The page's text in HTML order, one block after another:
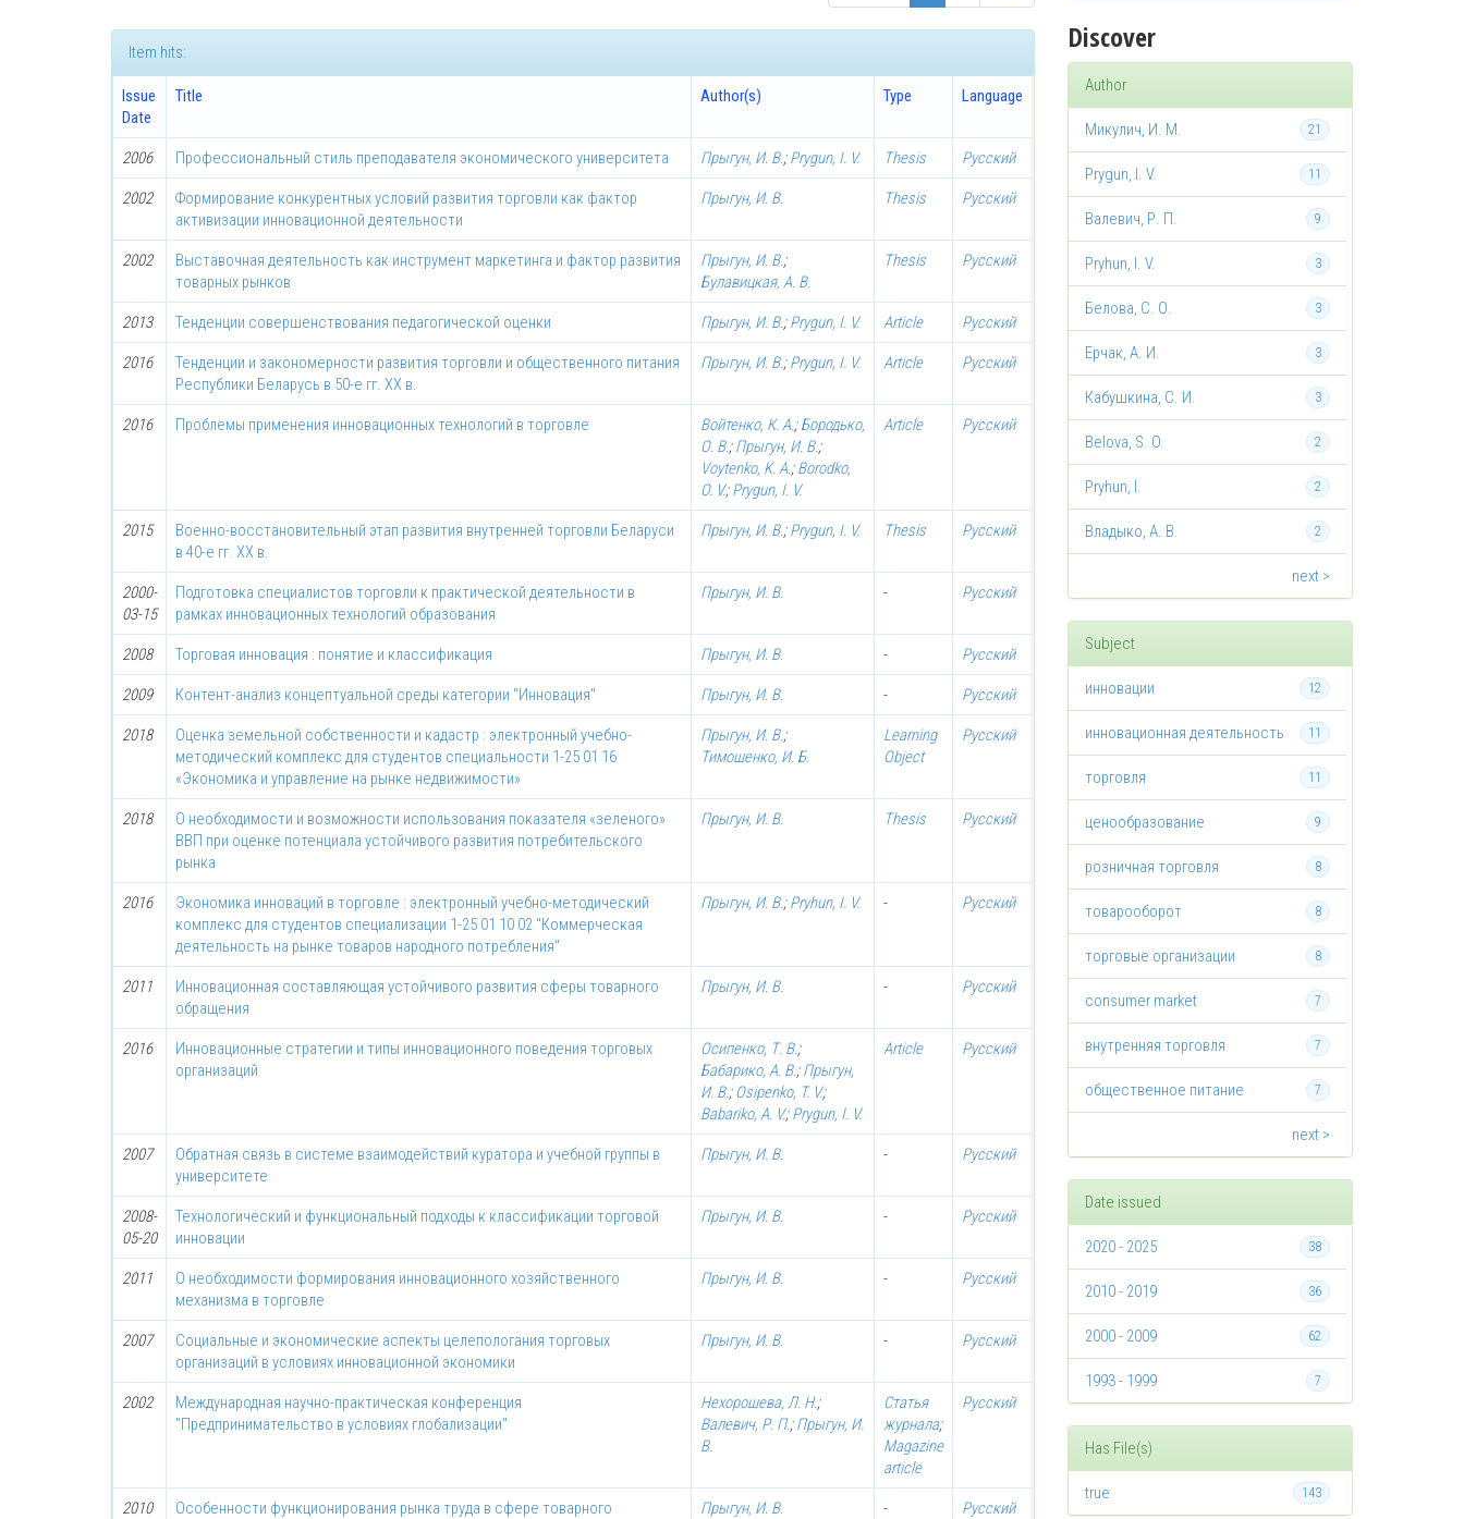
Item hits:
Issue
Date
Title Author(s) Type Language
2006 Профессиональный стиль преподавателя экономического университета Прыгун, И. В.;Prygun, I. V. Thesis Русский
2002
Формирование конкурентных условий развития торговли как фактор
активизации инновационной деятельности
Прыгун, И. В. Thesis Русский
2002
Выставочная деятельность как инструмент маркетинга и фактор развития
товарных рынков
Прыгун, И. В.;
Булавицкая, А. В.
Thesis Русский
2013 Тенденции совершенствования педагогической оценки Прыгун, И. В.;Prygun, I. V. Article Русский
2016
Тенденции и закономерности развития торговли и общественного питания
Республики Беларусь в 50-е гг. ХХ в.
Прыгун, И. В.;Prygun, I. V. Article Русский
2016 Проблемы применения инновационных технологий в торговле Войтенко, К. А.;Бородько,
О. В.;Прыгун, И. В.;
Voytenko, K. A.;Borodko,
O. V.;Prygun, I. V.
Article Русский
2015
Военно-восстановительный этап развития внутренней торговли Беларуси
в 40-е гг. ХХ в.
Прыгун, И. В.;Prygun, I. V. Thesis Русский
2000-
03-15
Подготовка специалистов торговли к практической деятельности в
рамках инновационных технологий образования
Прыгун, И. В. - Русский
2008 Торговая инновация : понятие и классификация Прыгун, И. В. - Русский
2009 Контент-анализ концептуальной среды категории "Инновация" Прыгун, И. В. - Русский
2018
Оценка земельной собственности и кадастр : электронный учебно-
методический комплекс для студентов специальности 1-25 01 16
«Экономика и управление на рынке недвижимости»
Прыгун, И. В.;
Тимошенко, И. Б.
Learning
Object
Русский
2018
О необходимости и возможности использования показателя «зеленого»
ВВП при оценке потенциала устойчивого развития потребительского
рынка
Прыгун, И. В. Thesis Русский
2016
Экономика инноваций в торговле : электронный учебно-методический
комплекс для студентов специализации 1-25 01 10 02 "Коммерческая
деятельность на рынке товаров народного потребления"
Прыгун, И. В.;Pryhun, I. V. - Русский
2011
Инновационная составляющая устойчивого развития сферы товарного
обращения
Прыгун, И. В. - Русский
2016
Инновационные стратегии и типы инновационного поведения торговых
организаций
Осипенко, Т. В.;
Бабарико, А. В.;Прыгун,
И. В.;Osipenko, T. V.;
Babariko, A. V.;Prygun, I. V.
Article Русский
2007
Обратная связь в системе взаимодействий куратора и учебной группы в
университете
Прыгун, И. В. - Русский
2008-
05-20
Технологический и функциональный подходы к классификации торговой
инновации
Прыгун, И. В. - Русский
2011
О необходимости формирования инновационного хозяйственного
механизма в торговле
Прыгун, И. В. - Русский
2007
Социальные и экономические аспекты целепологания торговых
организаций в условиях инновационной экономики
Прыгун, И. В. - Русский
2002
Международная научно-практическая конференция
"Предпринимательство в условиях глобализации"
Нехорошева, Л. Н.;
Валевич, Р. П.;Прыгун, И.
В.
Статья
журнала;
Magazine
article
Русский
2010
Особенности функционирования рынка труда в сфере товарного
Прыгун, И. В. - Русский
Discover
Author
21
Микулич, И. М.
11
Prygun, I. V.
9
Валевич, Р. П.
3
Pryhun, I. V.
3
Белова, С. О.
3
Ерчак, А. И.
3
Кабушкина, С. И.
2
Belova, S. O.
2
Pryhun, I.
2
Владыко, А. В.
next >
Subject
12
инновации
11
инновационная деятельность
11
торговля
9
ценообразование
8
розничная торговля
8
товарооборот
8
торговые организации
7
consumer market
7
внутренняя торговля
7
общественное питание
next >
Date issued
38
2020 - 2025
36
2010 - 2019
62
2000 - 2009
7
1993 - 1999
Has File(s)
143
true